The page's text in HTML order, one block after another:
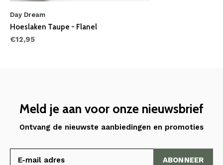
Day Dream
Hoeslaken Taupe - Flanel
€12,95
Meld je aan voor onze nieuwsbrief
Ontvang de nieuwste aanbiedingen en promoties
ABONNEER